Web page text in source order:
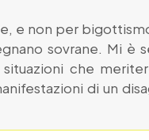
e non per
sovrane. Mi è
che
di un